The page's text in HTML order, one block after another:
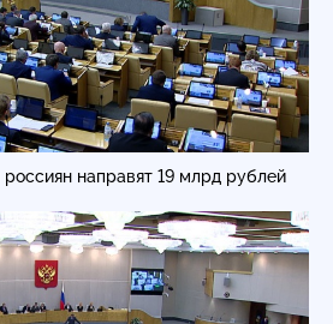
направят 19 млрд рублей